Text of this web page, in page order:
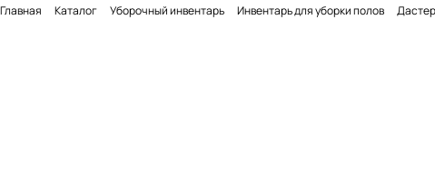
Главная Каталог Уборочный инвентарь Инвентарь для уборки полов